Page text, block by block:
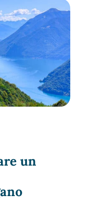
un